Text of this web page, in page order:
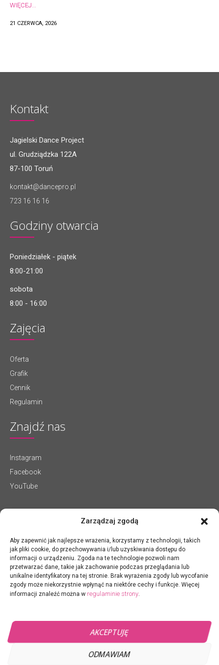
Zarządzaj zgodą
Aby zapewnić jak najlepsze wrażenia, korzystamy z technologii, takich
jak pliki cookie, do przechowywania i/lub uzyskiwania dostępu do
informacji o urządzeniu. Zgoda na te technologie pozwoli nam
przetwarzać dane, takie jak zachowanie podczas przeglądania lub
unikalne identyfikatory na tej stronie. Brak wyrażenia zgody lub wycofanie
zgody może niekorzystnie wpłynąć na niektóre cechy i funkcje. Więcej
informacji znaleźć można w regulaminie strony.
AKCEPTUJĘ
ODMAWIAM
WIĘCEJ...
21 CZERWCA, 2026
Kontakt
Jagielski Dance Project
ul. Grudziądzka 122A
87-100 Toruń
kontakt@dancepro.pl
723 16 16 16
Godziny otwarcia
Poniedziałek - piątek
8:00-21:00
sobota
8:00 - 16:00
Zajęcia
Oferta
Grafik
Cennik
Regulamin
Znajdź nas
Instagram
Facebook
YouTube